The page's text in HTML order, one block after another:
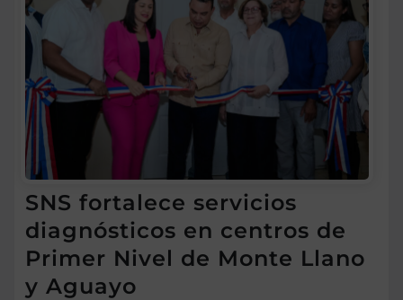
SNS fortalece servicios
diagnósticos en centros de
Primer Nivel de Monte Llano
y Aguayo